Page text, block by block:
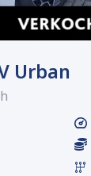
Urban